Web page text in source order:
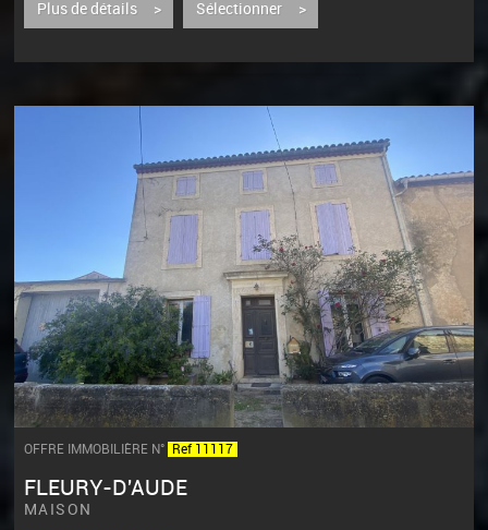
Plus de détails > Sélectionner >
OFFRE IMMOBILIÈRE N° Ref 11117
FLEURY-D'AUDE
MAISON